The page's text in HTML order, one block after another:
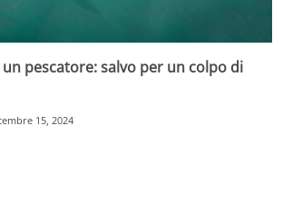
pescatore: salvo per un colpo di
15, 2024